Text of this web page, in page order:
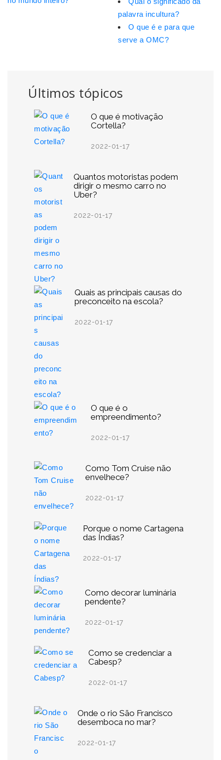
Últimos tópicos
O que é motivação
Cortella?
2022-01-17
Quantos motoristas podem
dirigir o mesmo carro no
Uber?
2022-01-17
Quais as principais causas do
preconceito na escola?
2022-01-17
O que é o
empreendimento?
2022-01-17
Como Tom Cruise não
envelhece?
2022-01-17
Porque o nome Cartagena
das Índias?
2022-01-17
Como decorar luminária
pendente?
2022-01-17
Como se credenciar a
Cabesp?
2022-01-17
Onde o rio São Francisco
desemboca no mar?
2022-01-17
palavra incultura?
O que é e para que
serve a OMC?